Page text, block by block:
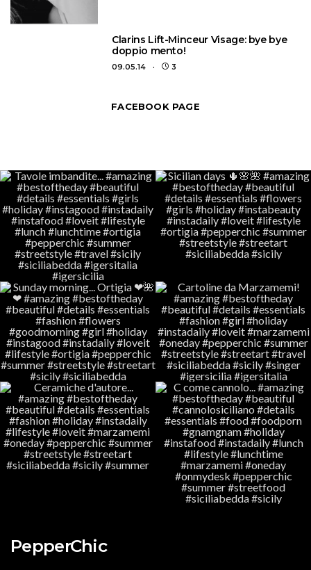
Clarins Lift-Minceur Visage: bye bye
doppio mento!
09.05.14 3
FACEBOOK PAGE
PepperChic